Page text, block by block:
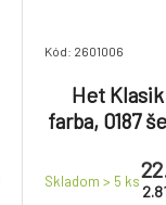
Kód: 2601006
Het
farba, 0187
Skladom > 5 ks